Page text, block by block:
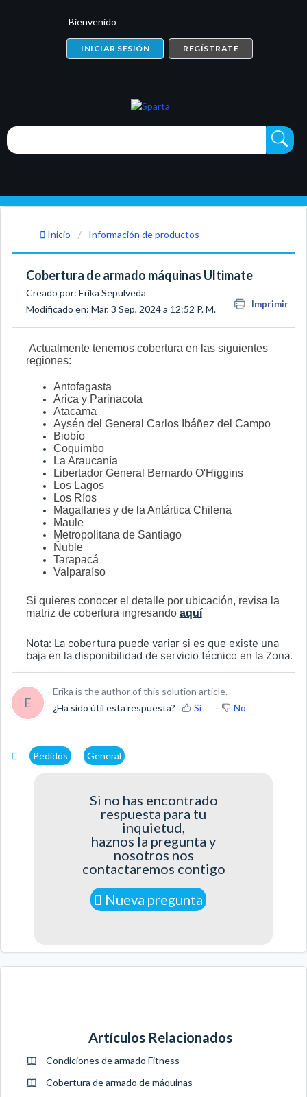
Bienvenido
INICIAR SESIÓN REGÍSTRATE
Inicio Información de productos
Cobertura de armado máquinas Ultimate
Imprimir
Creado por: Erika Sepulveda
Modificado en: Mar, 3 Sep, 2024 a 12:52 P. M.
Actualmente tenemos cobertura en las siguientes
regiones:
Antofagasta
Arica y Parinacota
Atacama
Aysén del General Carlos Ibáñez del Campo
Biobío
Coquimbo
La Araucanía
Libertador General Bernardo O'Higgins
Los Lagos
Los Ríos
Magallanes y de la Antártica Chilena
Maule
Metropolitana de Santiago
Ñuble
Tarapacá
Valparaíso
Si quieres conocer el detalle por ubicación, revisa la
matriz de cobertura ingresando aquí
Nota: La cobertura puede variar si es que existe una
baja en la disponibilidad de servicio técnico en la Zona.
E
Erika is the author of this solution article.
¿Ha sido útil esta respuesta?
Sí No
Pedidos General
Si no has encontrado
respuesta para tu
inquietud,
haznos la pregunta y
nosotros nos
contactaremos contigo
Nueva pregunta
Artículos Relacionados
Condiciones de armado Fitness
Cobertura de armado de máquinas